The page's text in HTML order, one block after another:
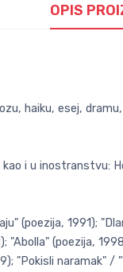
OPIS
haiku, esej,
i u inostranstvu:
(poezija, 1991);
"Abolla" (poezija,
"Pokisli naramak"